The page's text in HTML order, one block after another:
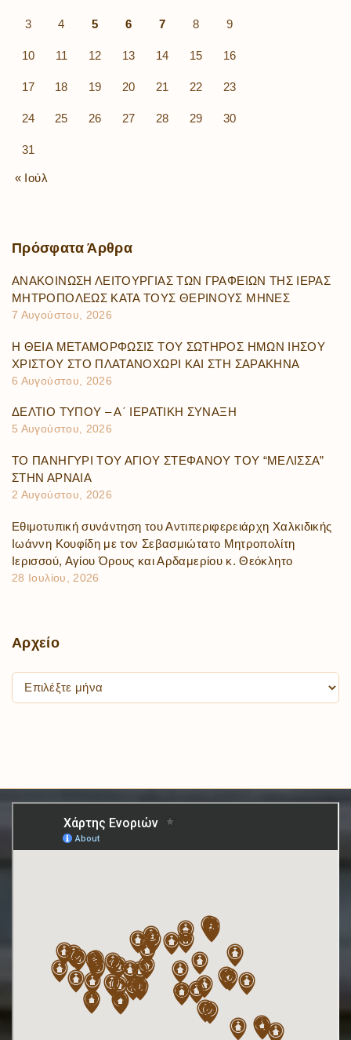
3 4 5 6 7 8 9
10 11 12 13 14 15 16
17 18 19 20 21 22 23
24 25 26 27 28 29 30
31
« Ιούλ
Πρόσφατα Άρθρα
ΑΝΑΚΟΙΝΩΣΗ ΛΕΙΤΟΥΡΓΙΑΣ ΤΩΝ ΓΡΑΦΕΙΩΝ ΤΗΣ ΙΕΡΑΣ
ΜΗΤΡΟΠΟΛΕΩΣ ΚΑΤΑ ΤΟΥΣ ΘΕΡΙΝΟΥΣ ΜΗΝΕΣ
7 Αυγούστου, 2026
Η ΘΕΙΑ ΜΕΤΑΜΟΡΦΩΣΙΣ ΤΟΥ ΣΩΤΗΡΟΣ ΗΜΩΝ ΙΗΣΟΥ
ΧΡΙΣΤΟΥ ΣΤΟ ΠΛΑΤΑΝΟΧΩΡΙ ΚΑΙ ΣΤΗ ΣΑΡΑΚΗΝΑ
6 Αυγούστου, 2026
ΔΕΛΤΙΟ ΤΥΠΟΥ – Α΄ ΙΕΡΑΤΙΚΗ ΣΥΝΑΞΗ
5 Αυγούστου, 2026
ΤΟ ΠΑΝΗΓΥΡΙ ΤΟΥ ΑΓΙΟΥ ΣΤΕΦΑΝΟΥ ΤΟΥ “ΜΕΛΙΣΣΑ”
ΣΤΗΝ ΑΡΝΑΙΑ
2 Αυγούστου, 2026
Εθιμοτυπική συνάντηση του Αντιπεριφερειάρχη Χαλκιδικής
Ιωάννη Κουφίδη με τον Σεβασμιώτατο Μητροπολίτη
Ιερισσού, Αγίου Όρους και Αρδαμερίου κ. Θεόκλητο
28 Ιουλίου, 2026
Αρχείο